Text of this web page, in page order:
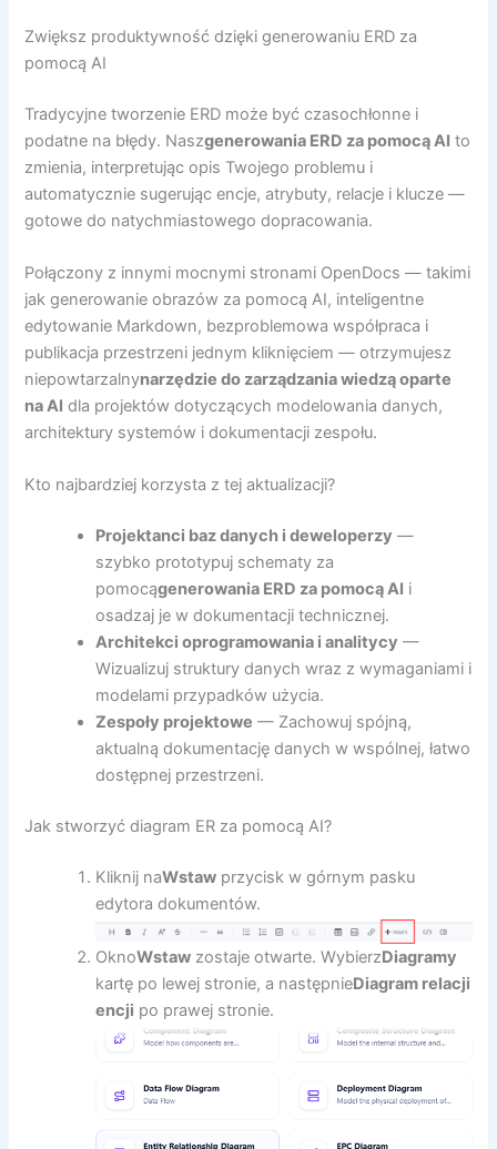
Zwiększ produktywność dzięki generowaniu ERD za
pomocą AI
Tradycyjne tworzenie ERD może być czasochłonne i
podatne na błędy. Naszgenerowania ERD za pomocą AI to
zmienia, interpretując opis Twojego problemu i
automatycznie sugerując encje, atrybuty, relacje i klucze —
gotowe do natychmiastowego dopracowania.
Połączony z innymi mocnymi stronami OpenDocs — takimi
jak generowanie obrazów za pomocą AI, inteligentne
edytowanie Markdown, bezproblemowa współpraca i
publikacja przestrzeni jednym kliknięciem — otrzymujesz
niepowtarzalnynarzędzie do zarządzania wiedzą oparte
na AI dla projektów dotyczących modelowania danych,
architektury systemów i dokumentacji zespołu.
Kto najbardziej korzysta z tej aktualizacji?
Projektanci baz danych i deweloperzy —
szybko prototypuj schematy za
pomocągenerowania ERD za pomocą AI i
osadzaj je w dokumentacji technicznej.
Architekci oprogramowania i analitycy —
Wizualizuj struktury danych wraz z wymaganiami i
modelami przypadków użycia.
Zespoły projektowe — Zachowuj spójną,
aktualną dokumentację danych w wspólnej, łatwo
dostępnej przestrzeni.
Jak stworzyć diagram ER za pomocą AI?
Kliknij naWstaw przycisk w górnym pasku
edytora dokumentów.
OknoWstaw zostaje otwarte. WybierzDiagramy
kartę po lewej stronie, a następnieDiagram relacji
encji po prawej stronie.